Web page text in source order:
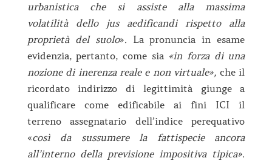
urbanistica che si assiste alla massima
volatilità dello jus aedificandi rispetto alla
proprietà del suolo». La pronuncia in esame
evidenzia, pertanto, come sia«in forza di una
nozione di inerenza reale e non virtuale», che il
ricordato indirizzo di legittimità giunge a
qualificare come edificabile ai fini ICI il
terreno assegnatario dell’indice perequativo
«così da sussumere la fattispecie ancora
all’interno della previsione impositiva tipica».